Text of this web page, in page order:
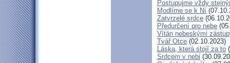
Postupujme vždy
Modlíme se k Ní
Zatvrzelé srdce
Předurčení pro nebe
Vítán nebeskými
Tvář Otce (02.10.2023)
Láska, která stojí za to
Srdcem v nebi